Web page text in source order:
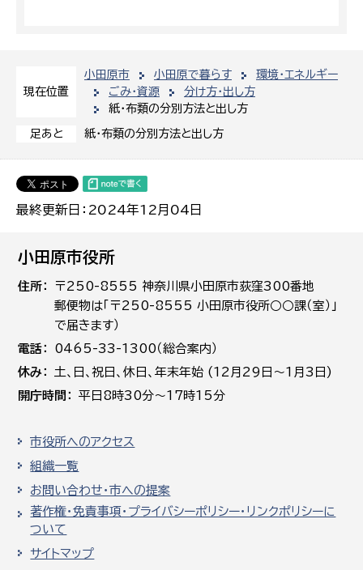
現在位置
小田原市 小田原で暮らす
環境・エネルギー
ごみ・資源
分け方・出し方
紙・布類の分別方法と出し方
足あと 紙・布類の分別方法と出し方
最終更新日：2024年12月04日
小田原市役所
住所
〒250-8555 神奈川県小田原市荻窪300番地
郵便物は「〒250-8555 小田原市役所○○課（室）」
で届きます）
電話
0465-33-1300（総合案内）
休み
土､日､祝日、休日、年末年始 (12月29日～1月3日)
開庁時間
平日8時30分～17時15分
市役所へのアクセス
組織一覧
お問い合わせ・市への提案
著作権・免責事項・プライバシーポリシー・リンクポリシーに
ついて
サイトマップ